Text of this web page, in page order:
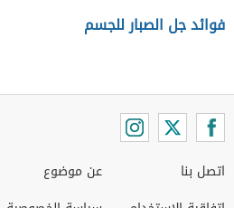
فوائد جل الصبار للجسم
اتصل بنا
عن موضوع